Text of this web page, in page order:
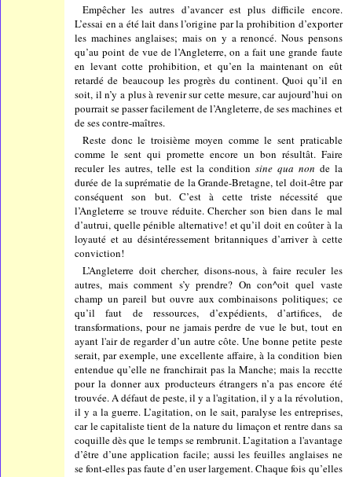
Empêcher les autres d’avancer est plus difficile encore.
L’essai en a été lait dans l’origine par la prohibition d’exporter
les machines anglaises; mais on y a renoncé. Nous pensons
qu’au point de vue de l’Angleterre, on a fait une grande faute
en levant cotte prohibition, et qu’en la maintenant on eût
retardé de beaucoup les progrès du continent. Quoi qu’il en
soit, il n’y a plus à revenir sur cette mesure, car aujourd’hui on
pourrait se passer facilement de l’Angleterre, de ses machines et
de ses contre-maîtres.
Reste donc le troisième moyen comme le sent praticable
comme le sent qui promette encore un bon résultât. Faire
reculer les autres, telle est la conditionsine qua non de la
durée de la suprématie de la Grande-Bretagne, tel doit-être par
conséquent son but. C’est à cette triste nécessité que
l’Angleterre se trouve réduite. Chercher son bien dans le mal
d’autrui, quelle pénible alternative! et qu’il doit en coûter à la
loyauté et au désintéressement britanniques d’arriver à cette
conviction!
L’Angleterre doit chercher, disons-nous, à faire reculer les
autres, mais comment s’y prendre? On con^oit quel vaste
champ un pareil but ouvre aux combinaisons politiques; ce
qu’il faut de ressources, d’expédients, d’artifices, de
transformations, pour ne jamais perdre de vue le but, tout en
ayant l'air de regarder d’un autre côte. Une bonne petite peste
serait, par exemple, une excellente affaire, à la condition bien
entendue qu’elle ne franchirait pas la Manche; mais la recctte
pour la donner aux producteurs étrangers n’a pas encore été
trouvée. A défaut de peste, il y a l'agitation, il y a la révolution,
il y a la guerre. L’agitation, on le sait, paralyse les entreprises,
car le capitaliste tient de la nature du limaçon et rentre dans sa
coquille dès que le temps se rembrunit. L’agitation a l'avantage
d’être d’une application facile; aussi les feuilles anglaises ne
se font-elles pas faute d’en user largement. Chaque fois qu’elles